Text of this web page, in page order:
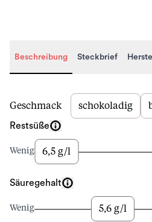
Beschreibung Steckbrief
Beschreibung
Geschmack schokoladig
Restsüße
Wenig 6,5 g/l
Säuregehalt
Wenig 5,6 g/l